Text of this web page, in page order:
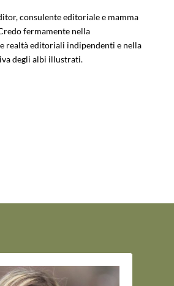
consulente editoriale e mamma
fermamente nella
realtà editoriali indipendenti e nella
degli albi illustrati.